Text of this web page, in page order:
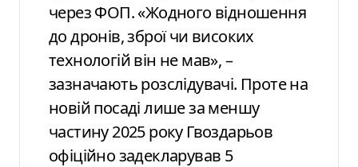
через ФОП. «Жодного відношення
до дронів, зброї чи високих
технологій він не мав», –
зазначають розслідувачі. Проте на
новій посаді лише за меншу
частину 2025 року Гвоздарьов
офіційно задекларував 5